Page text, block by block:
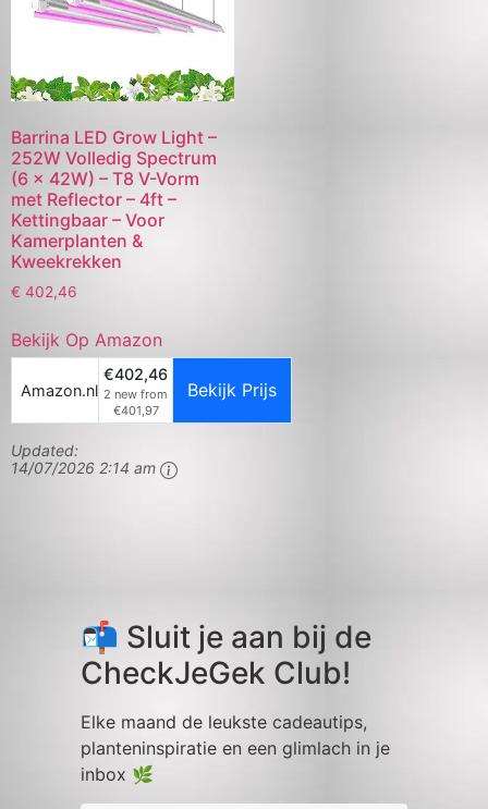
Barrina LED Grow Light –
252W Volledig Spectrum
(6 x 42W) – T8 V-Vorm
met Reflector – 4ft –
Kettingbaar – Voor
Kamerplanten &
Kweekrekken
€ 402,46
Bekijk Op Amazon
Amazon.nl
€402,46
2 new from
€401,97
Bekijk Prijs
Updated:
14/07/2026 2:14 am
📬 Sluit je aan bij de
CheckJeGek Club!
Elke maand de leukste cadeautips,
planteninspiratie en een glimlach in je
inbox 🌿